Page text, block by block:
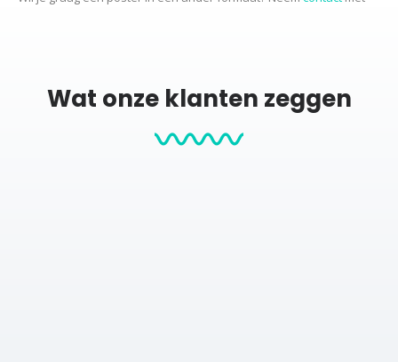
Wat onze klanten zeggen